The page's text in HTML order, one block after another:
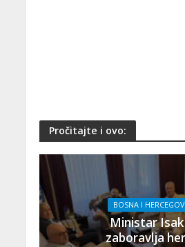
Pročitajte i ovo:
BOSNA I
Ministar Isak
zaboravlja